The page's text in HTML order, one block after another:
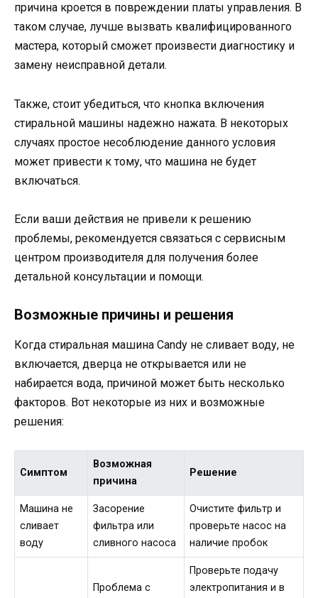
причина кроется в повреждении платы управления. В
таком случае, лучше вызвать квалифицированного
мастера, который сможет произвести диагностику и
замену неисправной детали.
Также, стоит убедиться, что кнопка включения
стиральной машины надежно нажата. В некоторых
случаях простое несоблюдение данного условия
может привести к тому, что машина не будет
включаться.
Если ваши действия не привели к решению
проблемы, рекомендуется связаться с сервисным
центром производителя для получения более
детальной консультации и помощи.
Возможные причины и решения
Когда стиральная машина Candy не сливает воду, не
включается, дверца не открывается или не
набирается вода, причиной может быть несколько
факторов. Вот некоторые из них и возможные
решения:
Симптом
Возможная
причина
Решение
Машина не
сливает
воду
Засорение
фильтра или
сливного насоса
Очистите фильтр и
проверьте насос на
наличие пробок
Проблема с
Проверьте подачу
электропитания и в